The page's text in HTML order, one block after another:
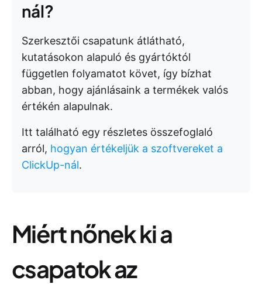
nál?
Szerkesztői csapatunk átlátható,
kutatásokon alapuló és gyártóktól
független folyamatot követ, így bízhat
abban, hogy ajánlásaink a termékek valós
értékén alapulnak.
Itt található egy részletes összefoglaló
arról, hogyan értékeljük a szoftvereket a
ClickUp-nál.
Miért nőnek ki a
csapatok az